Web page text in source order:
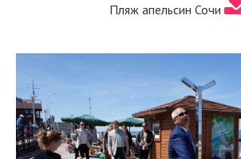
Пляж апельсин Сочи